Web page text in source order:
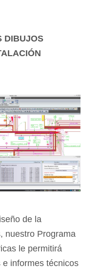
DIBUJOS
de la
nuestro Programa
le permitirá
informes técnicos